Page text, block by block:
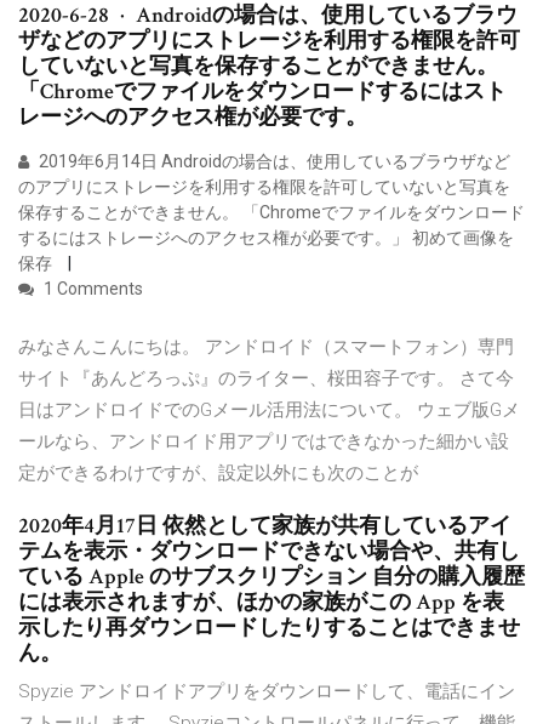
2020-6-28 · Androidの場合は、使用しているブラウ
ザなどのアプリにストレージを利用する権限を許可
していないと写真を保存することができません。
「Chromeでファイルをダウンロードするにはスト
レージへのアクセス権が必要です。
2019年6月14日 Androidの場合は、使用しているブラウザなど
のアプリにストレージを利用する権限を許可していないと写真を
保存することができません。 「Chromeでファイルをダウンロード
するにはストレージへのアクセス権が必要です。」 初めて画像を
保存
1 Comments
みなさんこんにちは。 アンドロイド（スマートフォン）専門
サイト『あんどろっぷ』のライター、桜田容子です。 さて今
日はアンドロイドでのGメール活用法について。 ウェブ版Gメ
ールなら、アンドロイド用アプリではできなかった細かい設
定ができるわけですが、設定以外にも次のことが
2020年4月17日 依然として家族が共有しているアイ
テムを表示・ダウンロードできない場合や、共有し
ている Apple のサブスクリプション 自分の購入履歴
には表示されますが、ほかの家族がこの App を表
示したり再ダウンロードしたりすることはできませ
ん。
Spyzie アンドロイドアプリをダウンロードして、電話にイン